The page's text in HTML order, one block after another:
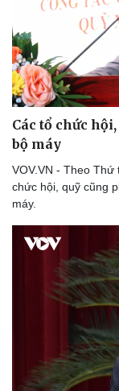
Nhi khoa
Làm đẹp - giảm cân
Phòng mạch online
Ăn sạch sống khỏe
Văn hóa
Các tổ chức
bộ máy
VOV.VN - Theo
chức hội, quỹ cũng
máy.